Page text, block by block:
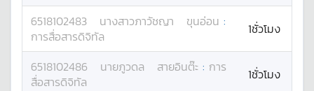
6518102483 นางสาวภาวัชญา ขุนอ่อน :
การสื่อสารดิจิทัล
1ชั่วโมง
6518102486 นายภูวดล สายอินต๊ะ : การ
สื่อสารดิจิทัล
1ชั่วโมง